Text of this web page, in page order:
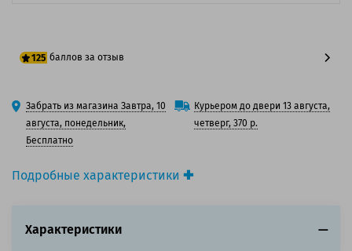
Подробные характеристики
Вид товара:Картридж струйный
125 баллов за отзыв
100 баллов
125 баллов
Забрать из магазина Завтра, 10
августа, понедельник,
Бесплатно
Курьером до двери 13 августа,
четверг, 370 р.
Характеристики